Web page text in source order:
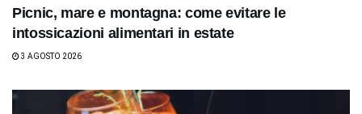
Picnic, mare e montagna: come evitare le
intossicazioni alimentari in estate
3 AGOSTO 2026